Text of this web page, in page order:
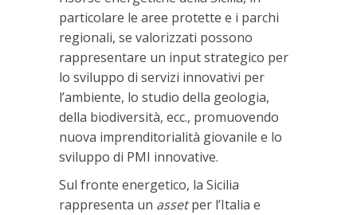
particolare le aree protette e i parchi
regionali, se valorizzati possono
rappresentare un input strategico per
lo sviluppo di servizi innovativi per
l’ambiente, lo studio della geologia,
della biodiversità, ecc., promuovendo
nuova imprenditorialità giovanile e lo
sviluppo di PMI innovative.
Sul fronte energetico, la Sicilia
rappresenta un assetper l’Italia e